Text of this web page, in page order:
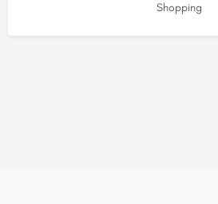
Shopping